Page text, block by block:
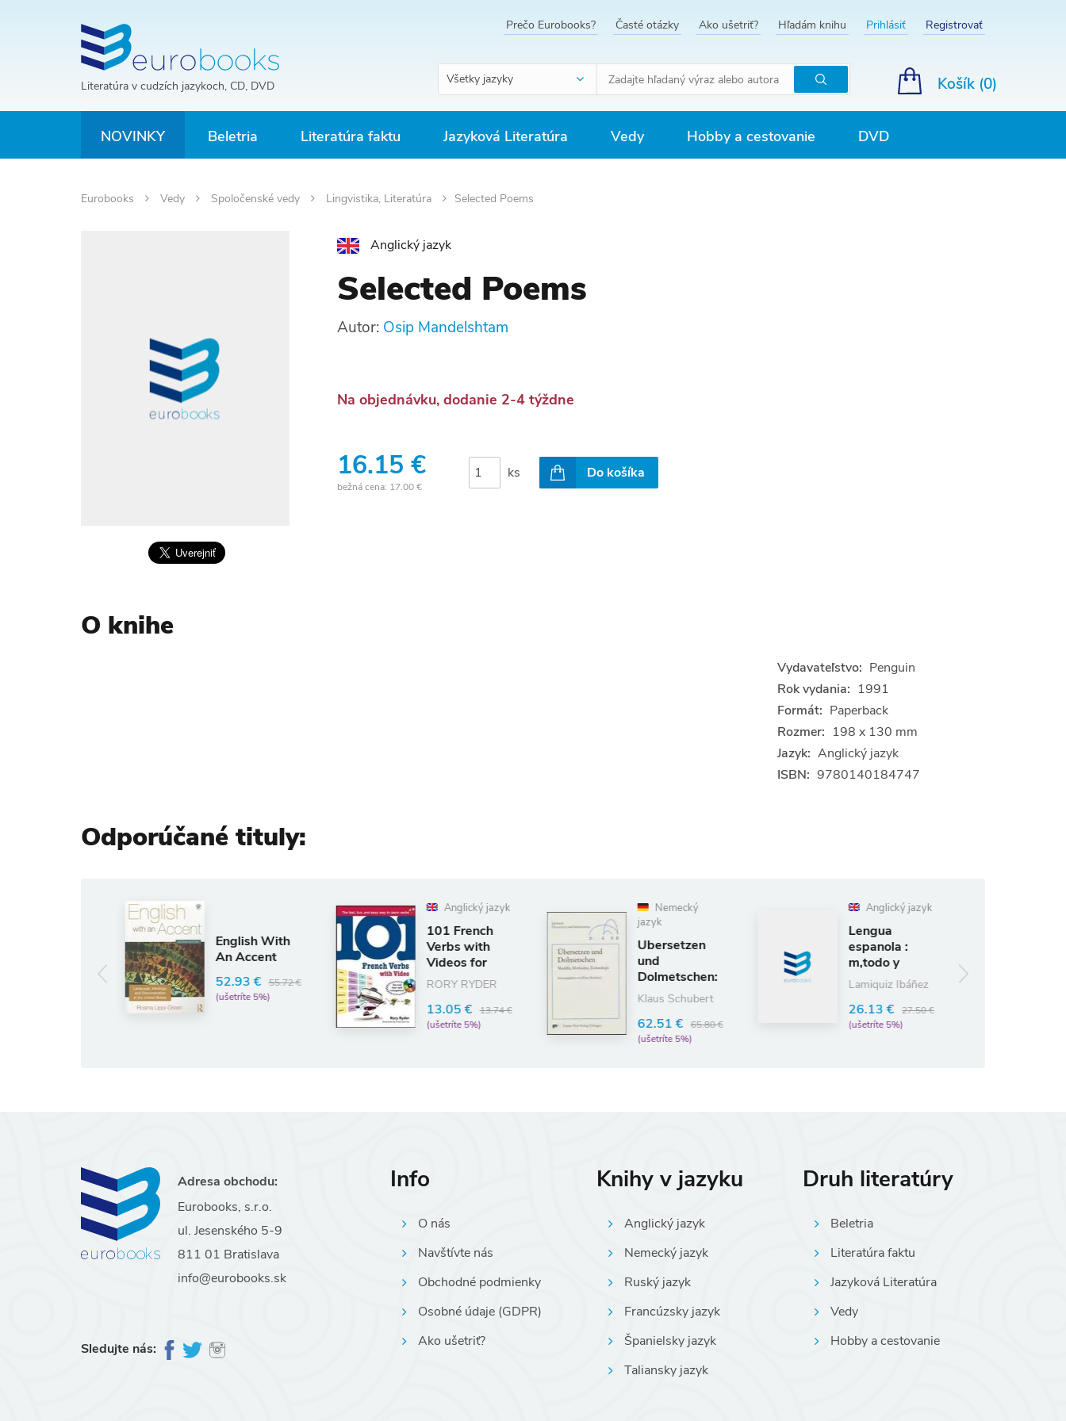
Literatúra v cudzích jazykoch, CD, DVD
Prečo Eurobooks? Časté otázky Ako ušetriť? Hľadám knihu Prihlásiť Registrovať
Všetky jazyky
Hľadať
Košík (0)
NOVINKY Beletria Literatúra faktu Jazyková Literatúra Vedy Hobby a cestovanie DVD
Eurobooks Vedy Spoločenské vedy Lingvistika, Literatúra Selected Poems
Anglický jazyk
Selected Poems
Autor: Osip Mandelshtam
Na objednávku, dodanie 2-4 týždne
16.15 €
bežná cena: 17.00 €
ks Do košíka
O knihe
Vydavateľstvo: Penguin
Rok vydania: 1991
Formát: Paperback
Rozmer: 198 x 130 mm
Jazyk: Anglický jazyk
ISBN: 9780140184747
Odporúčané tituly:
English With
An Accent
52.93 € 55.72 €
(ušetríte 5%)
Anglický jazyk
101 French
Verbs with
Videos for
iPod
RORY RYDER
13.05 € 13.74 €
(ušetríte 5%)
jazyk
Ubersetzen
Dolmetschen:
Technologie
62.51 € 65.80 €
(ušetríte 5%)
espanola :
m‚todo y
estruct
Lamiquiz Ibáñez
Contemporaneos
Rôzni autori
Adresa obchodu:
Eurobooks, s.r.o.
ul. Jesenského 5-9
811 01 Bratislava
info@eurobooks.sk
Sledujte nás:
Info
O nás
Navštívte nás
Obchodné podmienky
Osobné údaje (GDPR)
Ako ušetriť?
Knihy v jazyku
Anglický jazyk
Nemecký jazyk
Ruský jazyk
Francúzsky jazyk
Španielsky jazyk
Taliansky jazyk
Druh literatúry
Beletria
Literatúra faktu
Jazyková Literatúra
Vedy
Hobby a cestovanie